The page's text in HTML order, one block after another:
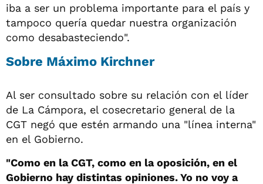
iba a ser un problema importante para el país y
tampoco quería quedar nuestra organización
como desabasteciendo".
Sobre Máximo Kirchner
Al ser consultado sobre su relación con el líder
de La Cámpora, el cosecretario general de la
CGT negó que estén armando una "línea interna"
en el Gobierno.
"Como en la CGT, como en la oposición, en el
Gobierno hay distintas opiniones. Yo no voy a